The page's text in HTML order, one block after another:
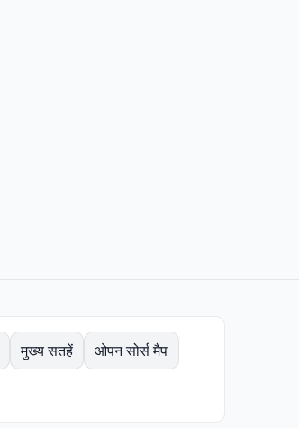
मुख्य सतहें ओपन सोर्स मैप